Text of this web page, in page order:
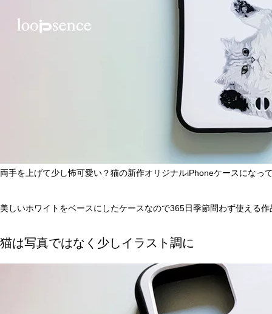
両手を上げて少し怖可愛い？猫の新作オリジナルiPhoneケースになっ
美しいホワイトをベースにしたケースなので365日季節問わず使える作
猫は写真ではなく少しイラスト調に